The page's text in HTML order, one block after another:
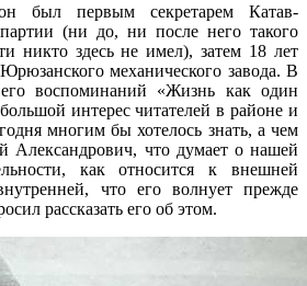
был первым секретарем Катав-
(ни до, ни после него такого
никто здесь не имел), затем 18 лет
механического завода. В
воспоминаний «Жизнь как один
интерес читателей в районе и
многим бы хотелось знать, а чем
Александрович, что думает о нашей
как относится к внешней
что его волнует прежде
рассказать его об этом.